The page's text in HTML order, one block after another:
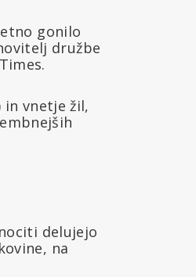
gonilo
družbe
in vnetje žil,
delujejo
na